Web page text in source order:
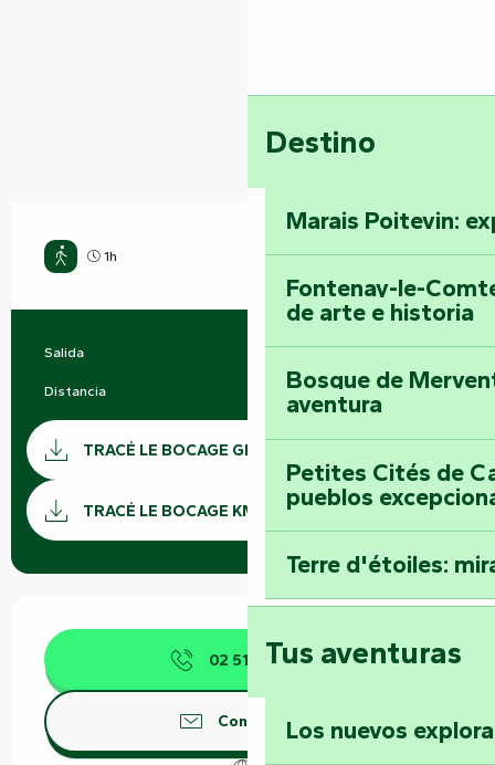
Destino
Marais Poitevin:
Fontenay-le-
de arte e historia
Bosque de
aventura
Petites Cités de
pueblos
Terre d'étoiles:
Tus aventuras
Los nuevos
1h
Información práctica
Salida Vouvant
Distancia 4.0 km
Documentación
TRACÉ LE BOCAGE GPX
TRACÉ LE BOCAGE KML
Los
Horarios y datos de contacto
02 51 69 44▒▒
Contáctenos